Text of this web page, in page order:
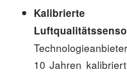
Kalibrierte
10 Jahren